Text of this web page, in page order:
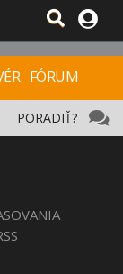
FÓRUM
PORADIŤ?